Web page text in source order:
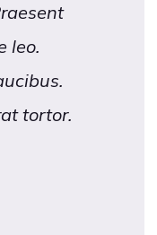
leo.
tortor.